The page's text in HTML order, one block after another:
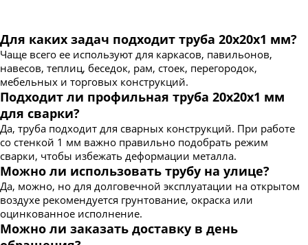
Для каких задач подходит труба 20х20х1 мм?
Чаще всего ее используют для каркасов, павильонов,
навесов, теплиц, беседок, рам, стоек, перегородок,
мебельных и торговых конструкций.
Подходит ли профильная труба 20х20х1 мм
для сварки?
Да, труба подходит для сварных конструкций. При работе
со стенкой 1 мм важно правильно подобрать режим
сварки, чтобы избежать деформации металла.
Можно ли использовать трубу на улице?
Да, можно, но для долговечной эксплуатации на открытом
воздухе рекомендуется грунтование, окраска или
оцинкованное исполнение.
Можно ли заказать доставку в день